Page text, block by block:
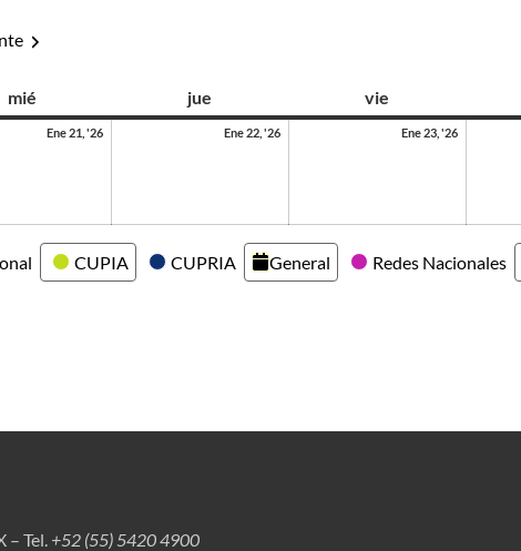
mié jue vie
Ene 21, '26 Ene 22, '26 Ene 23, '26
CUPIA CUPRIA General Redes Nacionales
– Tel. +52 (55) 5420 4900